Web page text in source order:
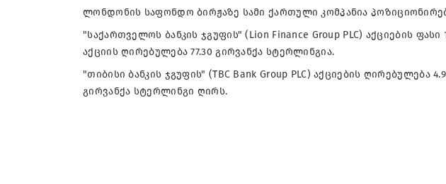
ლონდონის საფონდო ბირჟაზე სამი ქართული კომპანია
"საქართველოს ბანკის ჯგუფის" (Lion Finance Group PLC) აქციების
აქციის ღირებულება 77.30 გირვანქა სტერლინგია.
"თიბისი ბანკის ჯგუფის" (TBC Bank Group PLC) აქციების ღირებულება
გირვანქა სტერლინგი ღირს.